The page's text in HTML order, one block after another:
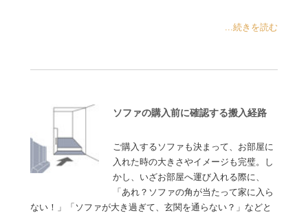
...続きを読む
ソファの購入前に確認する搬入経路
ご購入するソファも決まって、お部屋に
入れた時の大きさやイメージも完璧。し
かし、いざお部屋へ運び入れる際に、
「あれ？ソファの角が当たって家に入ら
ない！」「ソファが大き過ぎて、玄関を通らない？」などと